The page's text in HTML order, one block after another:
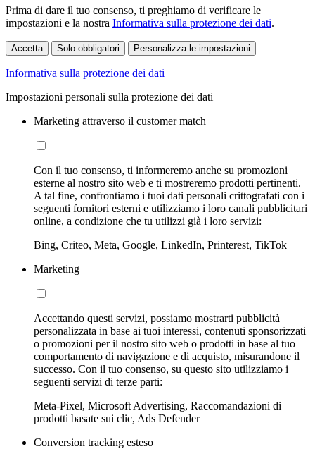
Prima di dare il tuo consenso, ti preghiamo di verificare le
impostazioni e la nostra Informativa sulla protezione dei dati.
Accetta Solo obbligatori Personalizza le impostazioni
Informativa sulla protezione dei dati
Impostazioni personali sulla protezione dei dati
Marketing attraverso il customer match
Con il tuo consenso, ti informeremo anche su promozioni
esterne al nostro sito web e ti mostreremo prodotti pertinenti.
A tal fine, confrontiamo i tuoi dati personali crittografati con i
seguenti fornitori esterni e utilizziamo i loro canali pubblicitari
online, a condizione che tu utilizzi già i loro servizi:
Bing, Criteo, Meta, Google, LinkedIn, Printerest, TikTok
Marketing
Accettando questi servizi, possiamo mostrarti pubblicità
personalizzata in base ai tuoi interessi, contenuti sponsorizzati
o promozioni per il nostro sito web o prodotti in base al tuo
comportamento di navigazione e di acquisto, misurandone il
successo. Con il tuo consenso, su questo sito utilizziamo i
seguenti servizi di terze parti:
Meta-Pixel, Microsoft Advertising, Raccomandazioni di
prodotti basate sui clic, Ads Defender
Conversion tracking esteso